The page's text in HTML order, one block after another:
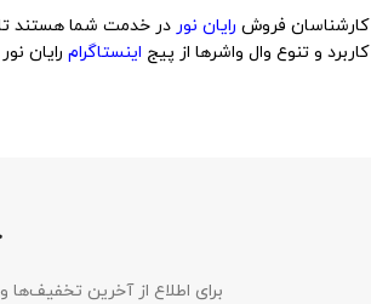
کارشناسان فروش رایان نور در خدمت شما هستند
کاربرد و تنوع وال واشرها از پیج اینستاگرام رایان
برای اطلاع از آخرین تخفیف‌ها